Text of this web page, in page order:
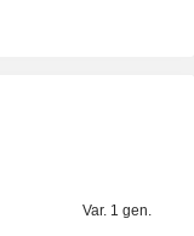
Var. 1 gen.